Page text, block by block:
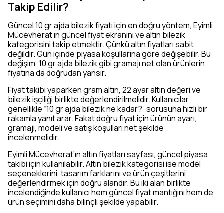
Takip Edilir?
Güncel 10 gr ajda bilezik fiyatı için en doğru yöntem, Eyimli
Mücevherat’ın güncel fiyat ekranını ve altın bilezik
kategorisini takip etmektir. Çünkü altın fiyatları sabit
değildir. Gün içinde piyasa koşullarına göre değişebilir. Bu
değişim, 10 gr ajda bilezik gibi gramajı net olan ürünlerin
fiyatına da doğrudan yansır.
Fiyat takibi yaparken gram altın, 22 ayar altın değeri ve
bilezik işçiliği birlikte değerlendirilmelidir. Kullanıcılar
genellikle “10 gr ajda bilezik ne kadar?” sorusuna hızlı bir
rakamla yanıt arar. Fakat doğru fiyat için ürünün ayarı,
gramajı, modeli ve satış koşulları net şekilde
incelenmelidir.
Eyimli Mücevherat’ın altın fiyatları sayfası, güncel piyasa
takibi için kullanılabilir. Altın bilezik kategorisi ise model
seçeneklerini, tasarım farklarını ve ürün çeşitlerini
değerlendirmek için doğru alandır. Bu iki alan birlikte
incelendiğinde kullanıcı hem güncel fiyat mantığını hem de
ürün seçimini daha bilinçli şekilde yapabilir.